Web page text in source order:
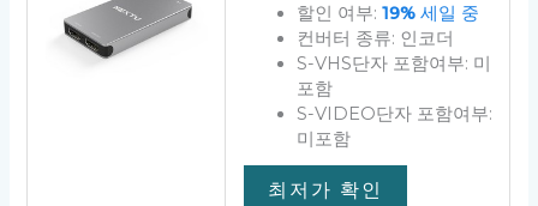
할인 여부: 19%세일 중
컨버터 종류: 인코더
S-VHS단자 포함여부: 미
포함
S-VIDEO단자 포함여부:
미포함
최저가 확인